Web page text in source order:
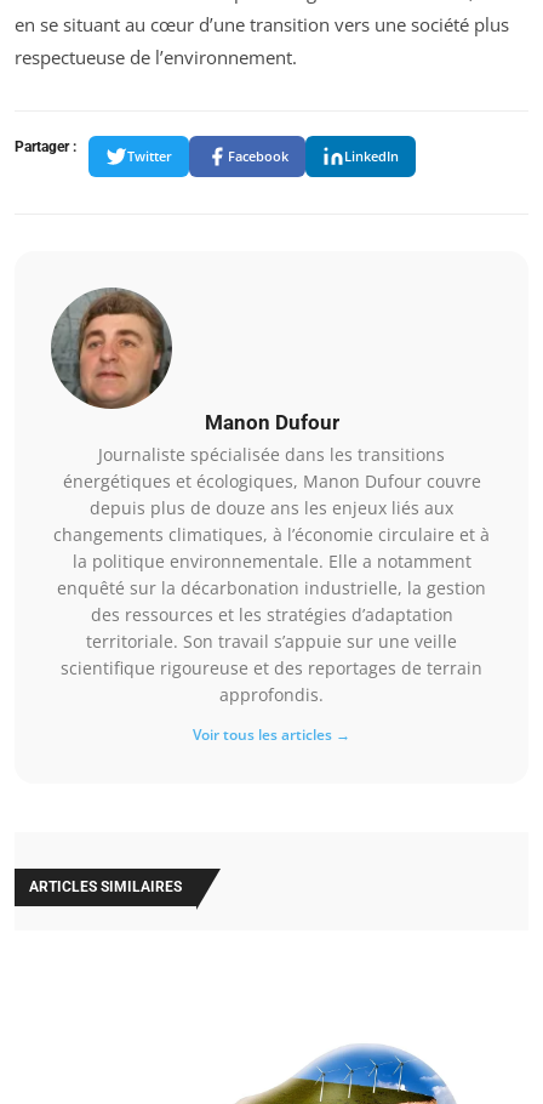
en se situant au cœur d’une transition vers une société plus
respectueuse de l’environnement.
Partager :
Twitter Facebook LinkedIn
Manon Dufour
Journaliste spécialisée dans les transitions
énergétiques et écologiques, Manon Dufour couvre
depuis plus de douze ans les enjeux liés aux
changements climatiques, à l’économie circulaire et à
la politique environnementale. Elle a notamment
enquêté sur la décarbonation industrielle, la gestion
des ressources et les stratégies d’adaptation
territoriale. Son travail s’appuie sur une veille
scientifique rigoureuse et des reportages de terrain
approfondis.
Voir tous les articles →
ARTICLES SIMILAIRES